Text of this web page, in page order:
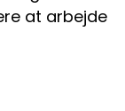
at arbejde